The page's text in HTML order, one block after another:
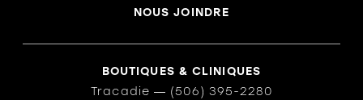
NOUS JOINDRE
BOUTIQUES & CLINIQUES
Tracadie ― (506) 395-2280